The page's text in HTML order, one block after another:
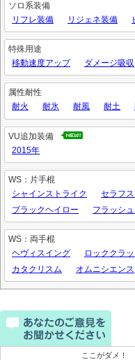
ソロ系装備
リフレ装備
リジェネ装備
特殊用途
移動速度アップ
ダメージ吸収
属性耐性
耐火
耐氷 耐風 耐土
VU追加装備
2015年
WS：片手棍
シャインストライク
セラフ
ブラックヘイロー
フラッシ
WS：両手棍
ヘヴィスイング
ロッククラ
カタクリスム
オムニシエンス
ここがダメ！